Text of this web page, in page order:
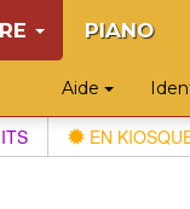
PIANO
Aide
EN